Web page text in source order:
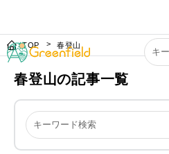
TOP 春登山
春登山の記事一覧